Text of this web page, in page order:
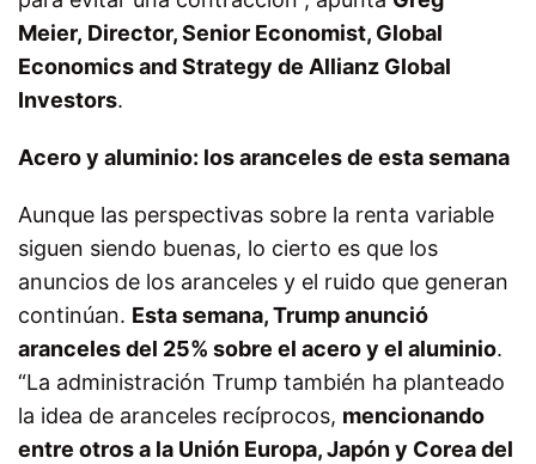
Meier, Director, Senior Economist, Global
Economics and Strategy de Allianz Global
Investors.
Acero y aluminio: los aranceles de esta semana
Aunque las perspectivas sobre la renta variable
siguen siendo buenas, lo cierto es que los
anuncios de los aranceles y el ruido que generan
continúan. Esta semana, Trump anunció
aranceles del 25% sobre el acero y el aluminio.
“La administración Trump también ha planteado
la idea de aranceles recíprocos, mencionando
entre otros a la Unión Europa, Japón y Corea del